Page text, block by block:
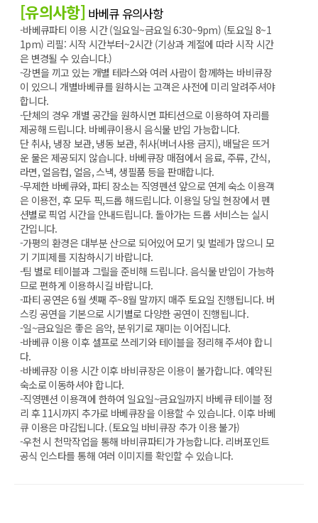
[유의사항] 바베큐 유의사항
-바베큐파티 이용 시간 (일요일~금요일 6:30~9pm) (토요일 8~1
1pm) 리필: 시작 시간부터~2시간 (기상과 계절에 따라 시작 시간
은 변경될 수 있습니다.)
-강변을 끼고 있는 개별 테라스와 여러 사람이 함께하는 바비큐장
이 있으니 개별바베큐를 원하시는 고객은 사전에 미리 알려주셔야
합니다.
-단체의 경우 개별 공간을 원하시면 파티션으로 이용하여 자리를
제공해 드립니다. 바베큐이용시 음식물 반입 가능합니다.
단 취사, 냉장 보관, 냉동 보관, 취사(버너사용 금지), 배달은 뜨거
운 물은 제공되지 않습니다. 바베큐장 매점에서 음료, 주류, 간식,
라면, 얼음컵, 얼음, 스낵, 생필품 등을 판매합니다.
-무제한 바베큐와, 파티 장소는 직영펜션 앞으로 연계 숙소 이용객
은 이용전, 후 모두 픽,드롭 해드립니다. 이용일 당일 현장에서 펜
션별로 픽업 시간을 안내드립니다. 돌아가는 드롭 서비스는 실시
간입니다.
-가평의 환경은 대부분 산으로 되어있어 모기 및 벌레가 많으니 모
기 기피제를 지참하시기 바랍니다.
-팀 별로 테이블과 그릴을 준비해 드립니다. 음식물 반입이 가능하
므로 편하게 이용하시길 바랍니다.
-파티 공연은 6월 셋째 주~8월 말까지 매주 토요일 진행됩니다. 버
스킹 공연을 기본으로 시기별로 다양한 공연이 진행됩니다.
-일~금요일은 좋은 음악, 분위기로 재미는 이어집니다.
-바베큐 이용 이후 셀프로 쓰레기와 테이블을 정리해 주셔야 합니
다.
-바베큐장 이용 시간 이후 바비큐장은 이용이 불가합니다. 예약된
숙소로 이동하셔야 합니다.
-직영펜션 이용객에 한하여 일요일~금요일까지 바베큐 테이블 정
리 후 11시까지 추가로 바베큐장을 이용할 수 있습니다. 이후 바베
큐 이용은 마감됩니다. (토요일 바비큐장 추가 이용 불가)
-우천 시 천막작업을 통해 바비큐파티가 가능합니다. 리버포인트
공식 인스타를 통해 여러 이미지를 확인할 수 있습니다.